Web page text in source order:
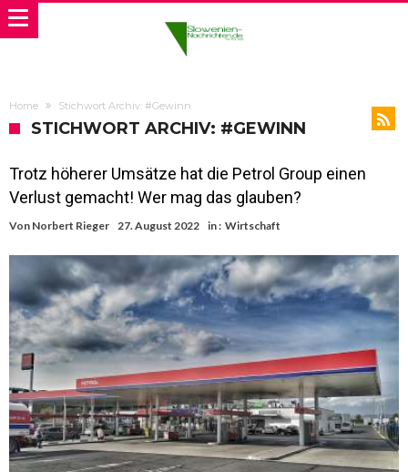
Home Stichwort Archiv: #Gewinn
STICHWORT ARCHIV: #GEWINN
Trotz höherer Umsätze hat die Petrol Group einen
Verlust gemacht! Wer mag das glauben?
Von Norbert Rieger 27. August 2022 in : Wirtschaft